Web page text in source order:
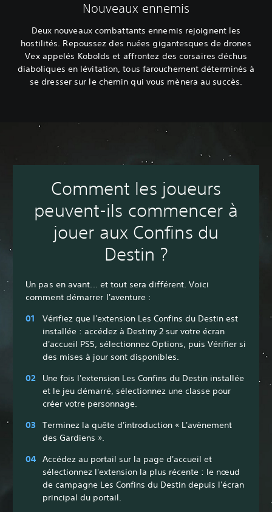
Nouveaux ennemis
Deux nouveaux combattants ennemis rejoignent les
hostilités. Repoussez des nuées gigantesques de drones
Vex appelés Kobolds et affrontez des corsaires déchus
diaboliques en lévitation, tous farouchement déterminés à
se dresser sur le chemin qui vous mènera au succès.
Comment les joueurs
peuvent-ils commencer à
jouer aux Confins du
Destin ?
Un pas en avant... et tout sera différent. Voici
comment démarrer l'aventure :
Vérifiez que l'extension Les Confins du Destin est
installée : accédez à Destiny 2 sur votre écran
d'accueil PS5, sélectionnez Options, puis Vérifier si
des mises à jour sont disponibles.
Une fois l'extension Les Confins du Destin installée
et le jeu démarré, sélectionnez une classe pour
créer votre personnage.
Terminez la quête d'introduction « L'avènement
des Gardiens ».
Accédez au portail sur la page d'accueil et
sélectionnez l'extension la plus récente : le nœud
de campagne Les Confins du Destin depuis l'écran
principal du portail.